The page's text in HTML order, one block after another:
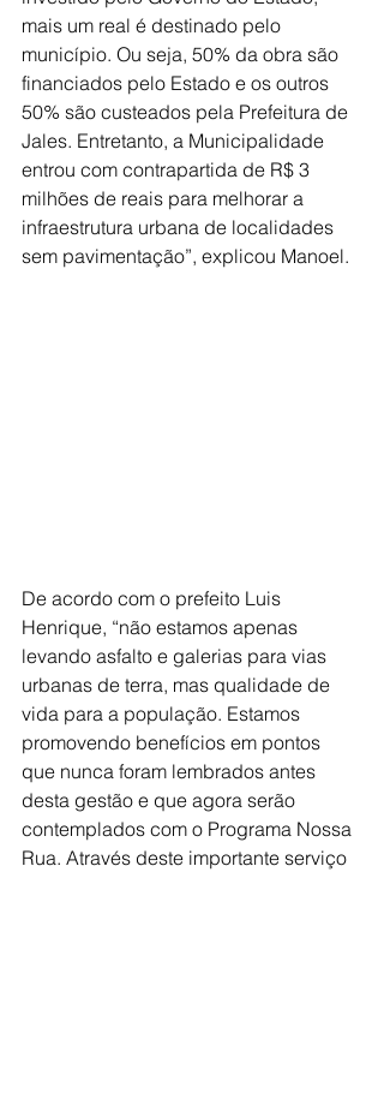
mais um real é destinado pelo
município. Ou seja, 50% da obra são
financiados pelo Estado e os outros
50% são custeados pela Prefeitura de
Jales. Entretanto, a Municipalidade
entrou com contrapartida de R$ 3
milhões de reais para melhorar a
infraestrutura urbana de localidades
sem pavimentação”, explicou Manoel.
De acordo com o prefeito Luis
Henrique, “não estamos apenas
levando asfalto e galerias para vias
urbanas de terra, mas qualidade de
vida para a população. Estamos
promovendo benefícios em pontos
que nunca foram lembrados antes
desta gestão e que agora serão
contemplados com o Programa Nossa
Rua. Através deste importante serviço